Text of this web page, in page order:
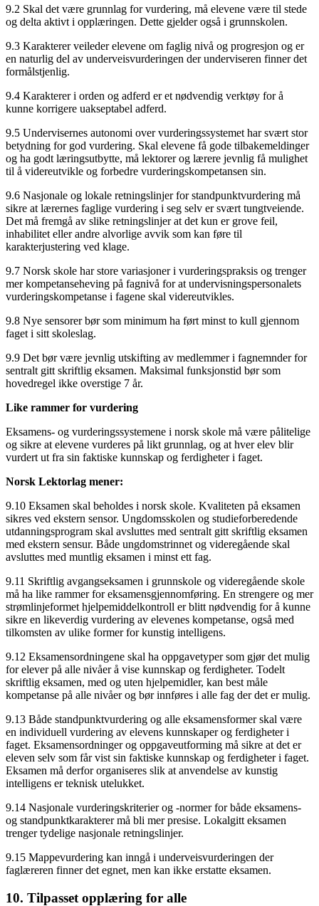
9.2 Skal det være grunnlag for vurdering, må elevene være til stede
og delta aktivt i opplæringen. Dette gjelder også i grunnskolen.
9.3 Karakterer veileder elevene om faglig nivå og progresjon og er
en naturlig del av underveisvurderingen der underviseren finner det
formålstjenlig.
9.4 Karakterer i orden og adferd er et nødvendig verktøy for å
kunne korrigere uakseptabel adferd.
9.5 Undervisernes autonomi over vurderingssystemet har svært stor
betydning for god vurdering. Skal elevene få gode tilbakemeldinger
og ha godt læringsutbytte, må lektorer og lærere jevnlig få mulighet
til å videreutvikle og forbedre vurderingskompetansen sin.
9.6 Nasjonale og lokale retningslinjer for standpunktvurdering må
sikre at lærernes faglige vurdering i seg selv er svært tungtveiende.
Det må fremgå av slike retningslinjer at det kun er grove feil,
inhabilitet eller andre alvorlige avvik som kan føre til
karakterjustering ved klage.
9.7 Norsk skole har store variasjoner i vurderingspraksis og trenger
mer kompetanseheving på fagnivå for at undervisningspersonalets
vurderingskompetanse i fagene skal videreutvikles.
9.8 Nye sensorer bør som minimum ha ført minst to kull gjennom
faget i sitt skoleslag.
9.9 Det bør være jevnlig utskifting av medlemmer i fagnemnder for
sentralt gitt skriftlig eksamen. Maksimal funksjonstid bør som
hovedregel ikke overstige 7 år.
Like rammer for vurdering
Eksamens- og vurderingssystemene i norsk skole må være pålitelige
og sikre at elevene vurderes på likt grunnlag, og at hver elev blir
vurdert ut fra sin faktiske kunnskap og ferdigheter i faget.
Norsk Lektorlag mener:
9.10 Eksamen skal beholdes i norsk skole. Kvaliteten på eksamen
sikres ved ekstern sensor. Ungdomsskolen og studieforberedende
utdanningsprogram skal avsluttes med sentralt gitt skriftlig eksamen
med ekstern sensur. Både ungdomstrinnet og videregående skal
avsluttes med muntlig eksamen i minst ett fag.
9.11 Skriftlig avgangseksamen i grunnskole og videregående skole
må ha like rammer for eksamensgjennomføring. En strengere og mer
strømlinjeformet hjelpemiddelkontroll er blitt nødvendig for å kunne
sikre en likeverdig vurdering av elevenes kompetanse, også med
tilkomsten av ulike former for kunstig intelligens.
9.12 Eksamensordningene skal ha oppgavetyper som gjør det mulig
for elever på alle nivåer å vise kunnskap og ferdigheter. Todelt
skriftlig eksamen, med og uten hjelpemidler, kan best måle
kompetanse på alle nivåer og bør innføres i alle fag der det er mulig.
9.13 Både standpunktvurdering og alle eksamensformer skal være
en individuell vurdering av elevens kunnskaper og ferdigheter i
faget. Eksamensordninger og oppgaveutforming må sikre at det er
eleven selv som får vist sin faktiske kunnskap og ferdigheter i faget.
Eksamen må derfor organiseres slik at anvendelse av kunstig
intelligens er teknisk utelukket.
9.14 Nasjonale vurderingskriterier og -normer for både eksamens-
og standpunktkarakterer må bli mer presise. Lokalgitt eksamen
trenger tydelige nasjonale retningslinjer.
9.15 Mappevurdering kan inngå i underveisvurderingen der
faglæreren finner det egnet, men kan ikke erstatte eksamen.
10. Tilpasset opplæring for alle